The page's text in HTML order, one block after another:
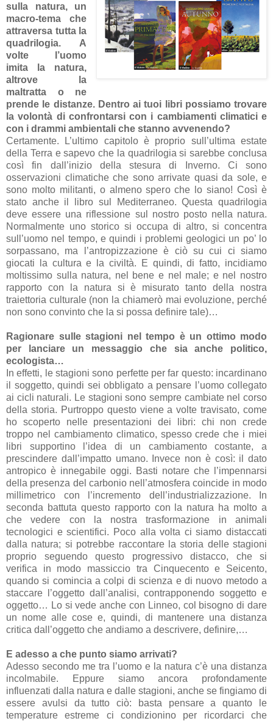
sulla natura, un
macro-tema che
attraversa tutta la
quadrilogia. A
volte l’uomo
imita la natura,
altrove la
maltratta o ne
prende le distanze. Dentro ai tuoi libri possiamo trovare
la volontà di confrontarsi con i cambiamenti climatici e
con i drammi ambientali che stanno avvenendo?
Certamente. L’ultimo capitolo è proprio sull’ultima estate
della Terra e sapevo che la quadrilogia si sarebbe conclusa
così fin dall’inizio della stesura di Inverno. Ci sono
osservazioni climatiche che sono arrivate quasi da sole, e
sono molto militanti, o almeno spero che lo siano! Così è
stato anche il libro sul Mediterraneo. Questa quadrilogia
deve essere una riflessione sul nostro posto nella natura.
Normalmente uno storico si occupa di altro, si concentra
sull’uomo nel tempo, e quindi i problemi geologici un po’ lo
sorpassano, ma l’antropizzazione è ciò su cui ci siamo
giocati la cultura e la civiltà. E quindi, di fatto, incidiamo
moltissimo sulla natura, nel bene e nel male; e nel nostro
rapporto con la natura si è misurato tanto della nostra
traiettoria culturale (non la chiamerò mai evoluzione, perché
non sono convinto che la si possa definire tale)…
Ragionare sulle stagioni nel tempo è un ottimo modo
per lanciare un messaggio che sia anche politico,
ecologista…
In effetti, le stagioni sono perfette per far questo: incardinano
il soggetto, quindi sei obbligato a pensare l’uomo collegato
ai cicli naturali. Le stagioni sono sempre cambiate nel corso
della storia. Purtroppo questo viene a volte travisato, come
ho scoperto nelle presentazioni dei libri: chi non crede
troppo nel cambiamento climatico, spesso crede che i miei
libri supportino l’idea di un cambiamento costante, a
prescindere dall’impatto umano. Invece non è così: il dato
antropico è innegabile oggi. Basti notare che l’impennarsi
della presenza del carbonio nell’atmosfera coincide in modo
millimetrico con l’incremento dell’industrializzazione. In
seconda battuta questo rapporto con la natura ha molto a
che vedere con la nostra trasformazione in animali
tecnologici e scientifici. Poco alla volta ci siamo distaccati
dalla natura; si potrebbe raccontare la storia delle stagioni
proprio seguendo questo progressivo distacco, che si
verifica in modo massiccio tra Cinquecento e Seicento,
quando si comincia a colpi di scienza e di nuovo metodo a
staccare l’oggetto dall’analisi, contrapponendo soggetto e
oggetto… Lo si vede anche con Linneo, col bisogno di dare
un nome alle cose e, quindi, di mantenere una distanza
critica dall’oggetto che andiamo a descrivere, definire,…
E adesso a che punto siamo arrivati?
Adesso secondo me tra l’uomo e la natura c’è una distanza
incolmabile. Eppure siamo ancora profondamente
influenzati dalla natura e dalle stagioni, anche se fingiamo di
essere avulsi da tutto ciò: basta pensare a quanto le
temperature estreme ci condizionino per ricordarci che